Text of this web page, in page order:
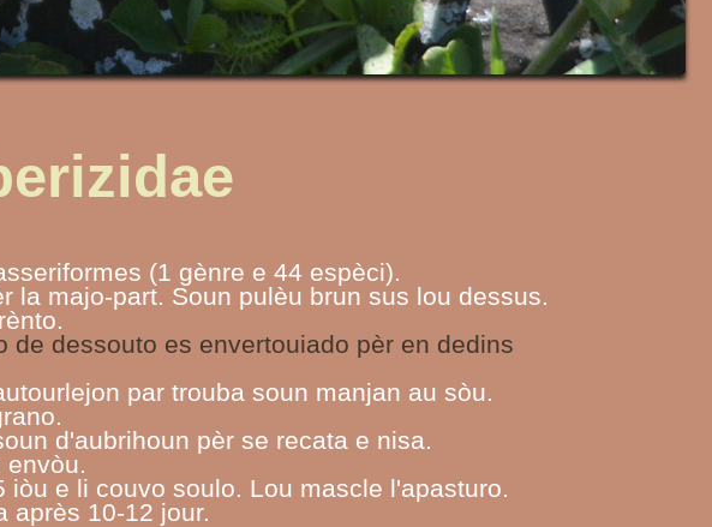
(1 gènre e 44 espèci).
la majo-part. Soun pulèu brun sus lou dessus.
dessouto es envertouiado pèr en dedins
par trouba soun manjan au sòu.
d'aubrihoun pèr se recata e nisa.
envòu.
e li couvo soulo. Lou mascle l'apasturo.
après 10-12 jour.